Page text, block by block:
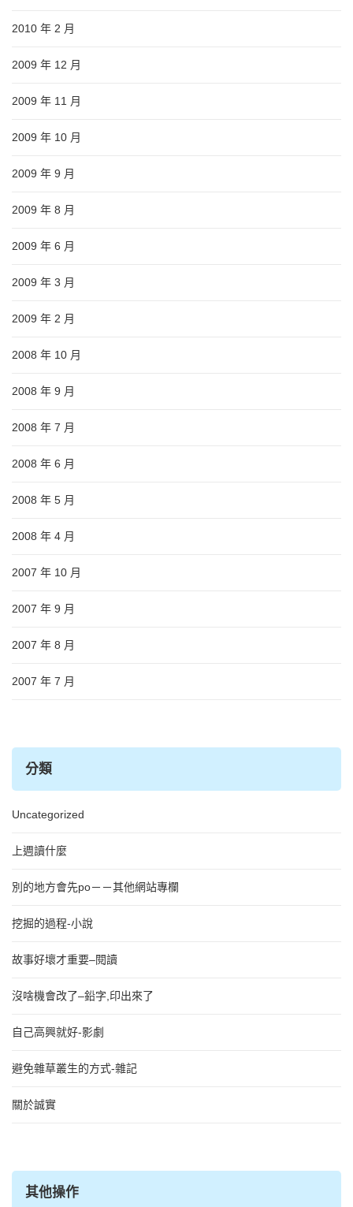
2010 年 2 月
2009 年 12 月
2009 年 11 月
2009 年 10 月
2009 年 9 月
2009 年 8 月
2009 年 6 月
2009 年 3 月
2009 年 2 月
2008 年 10 月
2008 年 9 月
2008 年 7 月
2008 年 6 月
2008 年 5 月
2008 年 4 月
2007 年 10 月
2007 年 9 月
2007 年 8 月
2007 年 7 月
分類
Uncategorized
上週讀什麼
別的地方會先po－－其他網站專欄
挖掘的過程-小說
故事好壞才重要–閱讀
沒啥機會改了–鉛字,印出來了
自己高興就好-影劇
避免雜草叢生的方式-雜記
關於誠實
其他操作